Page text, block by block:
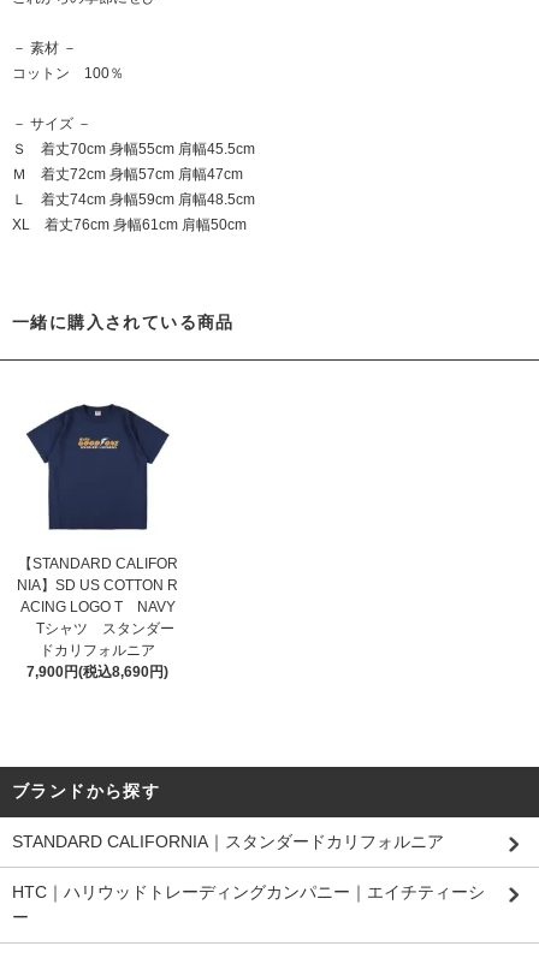
－ 素材 －
コットン 100％
－ サイズ －
Ｓ 着丈70cm 身幅55cm 肩幅45.5cm
Ｍ 着丈72cm 身幅57cm 肩幅47cm
Ｌ 着丈74cm 身幅59cm 肩幅48.5cm
XL 着丈76cm 身幅61cm 肩幅50cm
一緒に購入されている商品
【STANDARD CALIFOR
NIA】SD US COTTON R
ACING LOGO T NAVY
Tシャツ スタンダー
ドカリフォルニア
7,900円(税込8,690円)
ブランドから探す
STANDARD CALIFORNIA｜スタンダードカリフォルニア
HTC｜ハリウッドトレーディングカンパニー｜エイチティーシ
ー